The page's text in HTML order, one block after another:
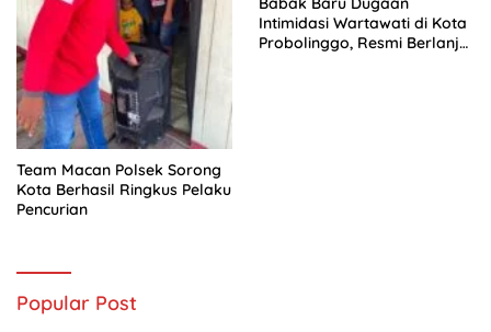
Team Macan Polsek Sorong
Kota Berhasil Ringkus Pelaku
Pencurian
Intimidasi Wartawati di Kota
Probolinggo, Resmi Berlanjut
Popular Post